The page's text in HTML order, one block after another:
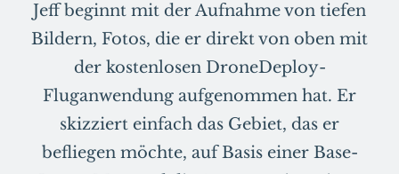
Jeff beginnt mit der Aufnahme von tiefen
Bildern, Fotos, die er direkt von oben mit
der kostenlosen DroneDeploy-
Fluganwendung aufgenommen hat. Er
skizziert einfach das Gebiet, das er
befliegen möchte, auf Basis einer Base-